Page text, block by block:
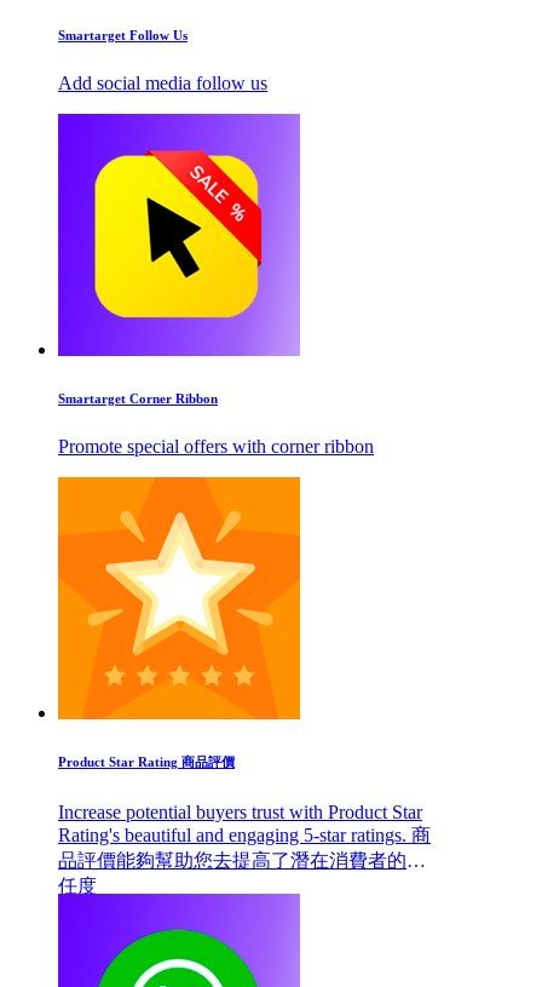
Smartarget Follow Us
Add social media follow us
Smartarget Corner Ribbon
Promote special offers with corner ribbon
Product Star Rating 商品評價
Increase potential buyers trust with Product Star
Rating's beautiful and engaging 5-star ratings. 商
品評價能夠幫助您去提高了潛在消費者的信
任度